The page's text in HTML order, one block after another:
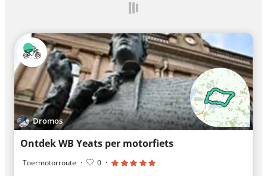
Dromos
Ontdek WB Yeats per motorfiets
Toermotorroute · 0 ·